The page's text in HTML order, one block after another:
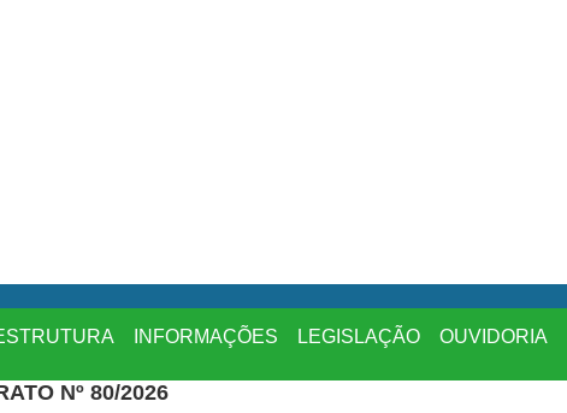
INFORMAÇÕES LEGISLAÇÃO OUVIDORIA
Nº 80/2026